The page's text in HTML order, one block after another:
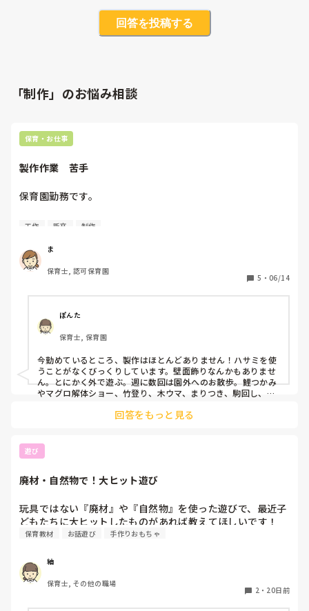
回答を投稿する
「制作」のお悩み相談
保育・お仕事
製作作業　苦手
保育園勤務です。
昔から不器用で裁縫・工作は大の苦手。
保育園は、基本的に製作作業があるため、
頑張ろう！とは思うのですが上手にいかない
ことも多く、苦手意識は消えません…
今、2年目で1年目に比べたらできることも
増えたとは思います。でも、製作について
説明されても理解ができず、家で練習しても
できなかったこともありました。
おそらく、この部分の発達に凸凹があるの
だろうと感じています。
それはさておき、製作が上手になりたい！と
保育士の仕事だと自分の心身的にも
同じ保育士でも製作がない（少ない）
工作 新卒 制作
ま
保育士, 認可保育園
5 ・ 06/14
ぽんた
保育士, 保育園
今勤めているところ、製作はほとんどありません！ハサミを使
うことがなくびっくりしています。壁面飾りなんかもありませ
ん。とにかく外で遊ぶ。週に数回は園外へのお散歩。鯉つかみ
やマグロ解体ショー、竹登り、木ウマ、まりつき、駒回し、和
で、毎日忙しいです。回答をもっと見る
遊び
廃材・自然物で！大ヒット遊び
玩具ではない『廃材』や『自然物』を使った遊びで、最近子
保育教材 お話遊び 手作りおもちゃ
紬
保育士, その他の職場
2・ 20日前